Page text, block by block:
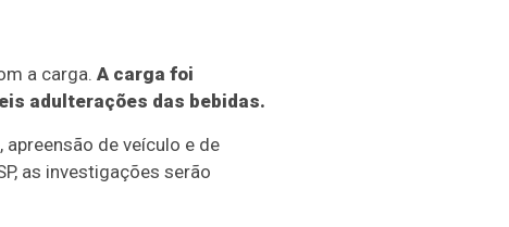
a carga. A carga foi
adulterações das bebidas.
de veículo e de
as investigações serão